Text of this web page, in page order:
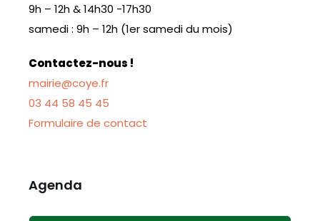
9h – 12h & 14h30 -17h30
samedi : 9h – 12h (1er samedi du mois)
Contactez-nous !
mairie@coye.fr
03 44 58 45 45
Formulaire de contact
Agenda